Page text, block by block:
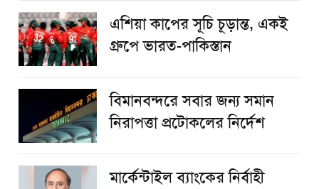
এশিয়া কাপের সূচি চূড়ান্ত, একই
গ্রুপে ভারত-পাকিস্তান
বিমানবন্দরে সবার জন্য সমান
নিরাপত্তা প্রটোকলের নির্দেশ
মার্কেন্টাইল ব্যাংকের নির্বাহী